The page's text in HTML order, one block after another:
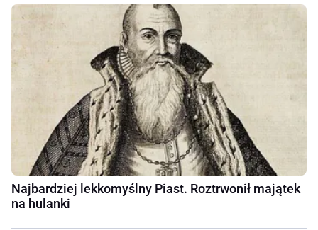
Najbardziej lekkomyślny Piast. Roztrwonił majątek
na hulanki